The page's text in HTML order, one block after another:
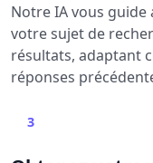
Notre IA vous guide
votre sujet de
résultats, adaptant
réponses
3